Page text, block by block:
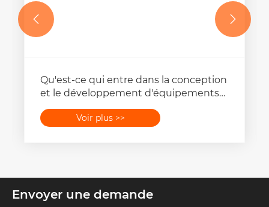
Qu'est-ce qui entre dans la conception
et le développement d'équipements
Voir plus >>
 
Envoyer une demande